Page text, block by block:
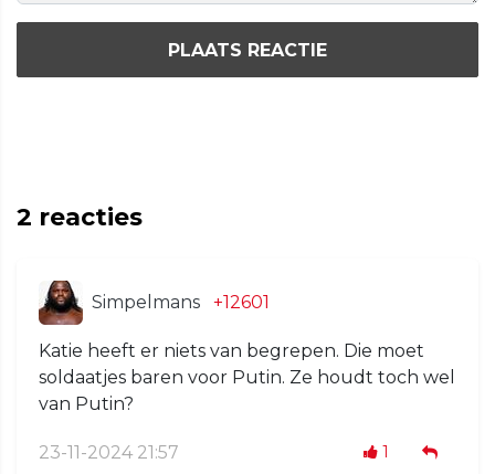
PLAATS REACTIE
2 reacties
Simpelmans +12601
Katie heeft er niets van begrepen. Die moet
soldaatjes baren voor Putin. Ze houdt toch wel
van Putin?
23-11-2024 21:57 1